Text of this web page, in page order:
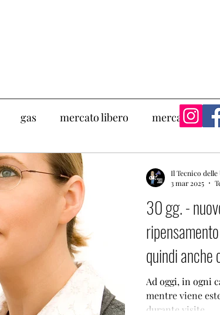
gas mercato libero mercato
Risparmio Consigli utili
30 gg. -
quindi
gas.
Ad oggi, in ogni
mentre viene esteso a 30
durante visite...
Il Tecnico delle
3 mar 2025